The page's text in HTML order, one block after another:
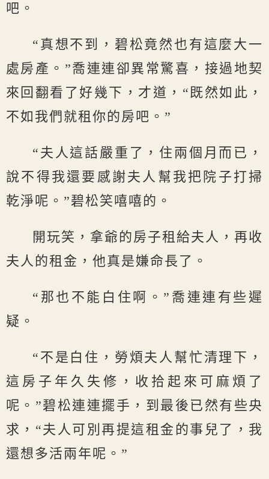
吧。
“真想不到，碧松竟然也有這麼大一
處房產。”喬連連卻異常驚喜，接過地契
來回翻看了好幾下，才道，“既然如此，
不如我們就租你的房吧。”
“夫人這話嚴重了，住兩個月而已，
說不得我還要感謝夫人幫我把院子打掃
乾淨呢。”碧松笑嘻嘻的。
開玩笑，拿爺的房子租給夫人，再收
夫人的租金，他真是嫌命長了。
“那也不能白住啊。”喬連連有些遲
疑。
“不是白住，勞煩夫人幫忙清理下，
這房子年久失修，收拾起來可麻煩了
呢。”碧松連連擺手，到最後已然有些央
求，“夫人可別再提這租金的事兒了，我
還想多活兩年呢。”